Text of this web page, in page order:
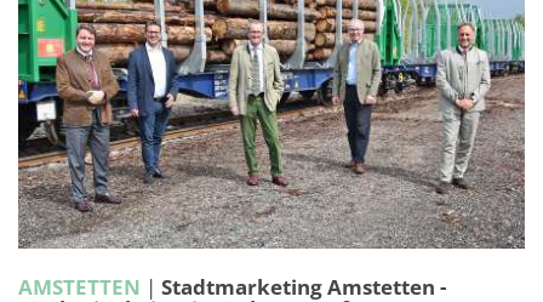
AMSTETTEN | Stadtmarketing Amstetten -